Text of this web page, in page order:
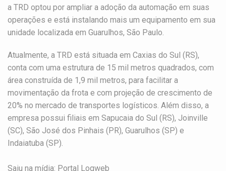
a TRD optou por ampliar a adoção da automação em suas
operações e está instalando mais um equipamento em sua
unidade localizada em Guarulhos, São Paulo.
Atualmente, a TRD está situada em Caxias do Sul (RS),
conta com uma estrutura de 15 mil metros quadrados, com
área construída de 1,9 mil metros, para facilitar a
movimentação da frota e com projeção de crescimento de
20% no mercado de transportes logísticos. Além disso, a
empresa possui filiais em Sapucaia do Sul (RS), Joinville
(SC), São José dos Pinhais (PR), Guarulhos (SP) e
Indaiatuba (SP).
Saiu na mídia: Portal Logweb